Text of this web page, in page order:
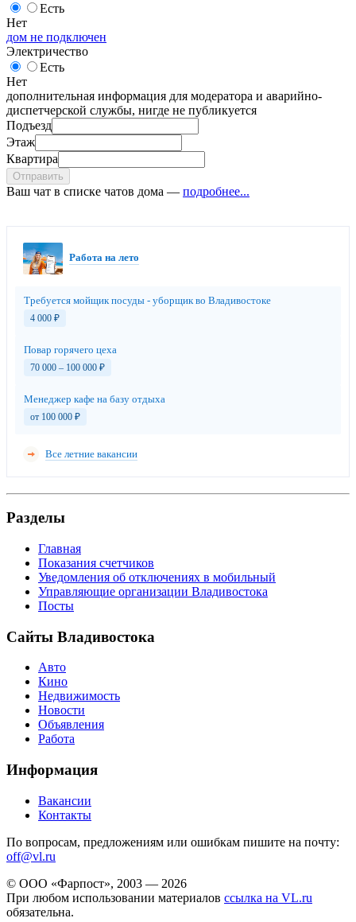
Есть
Нет
дом не подключен
Электричество
Есть
Нет
дополнительная информация для модератора и аварийно-
диспетчерской службы, нигде не публикуется
Подъезд
Этаж
Квартира
Отправить
Ваш чат в списке чатов дома — подробнее...
Работа на лето
Требуется мойщик посуды - уборщик во Владивостоке
4 000 ₽
Повар горячего цеха
70 000 – 100 000 ₽
Менеджер кафе на базу отдыха
от 100 000 ₽
Все летние вакансии
Разделы
Главная
Показания счетчиков
Уведомления об отключениях в мобильный
Управляющие организации Владивостока
Посты
Сайты Владивостока
Авто
Кино
Недвижимость
Новости
Объявления
Работа
Информация
Вакансии
Контакты
По вопросам, предложениям или ошибкам пишите на почту:
off@vl.ru
© ООО «Фарпост», 2003 — 2026
При любом использовании материалов ссылка на VL.ru
обязательна.